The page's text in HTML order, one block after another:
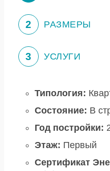
2 РАЗМЕРЫ
3 УСЛУГИ
Типология:
Состояние: В
Год постройки:
Этаж: Первый
Сертификат